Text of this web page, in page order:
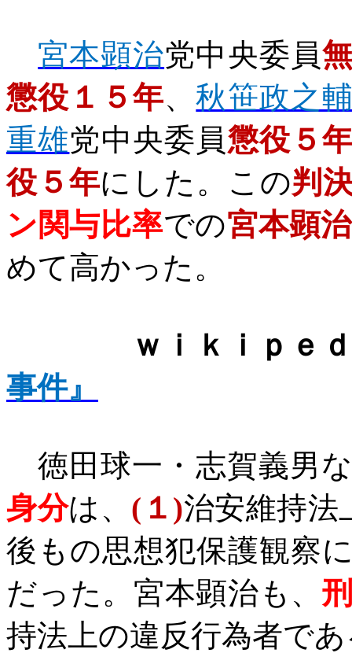
宮本顕治党中央委員
懲役１５年、秋笹政之
重雄党中央委員懲役５
役５年にした。この判
ン関与比率での宮本顕
めて高かった。
ｗｉｋｉｐｅ
事件』
徳田球一・志賀義男
身分は、 ( １ )治安維持法
後もの思想犯保護観察
だった。宮本顕治も、
持法上の違反行為者で